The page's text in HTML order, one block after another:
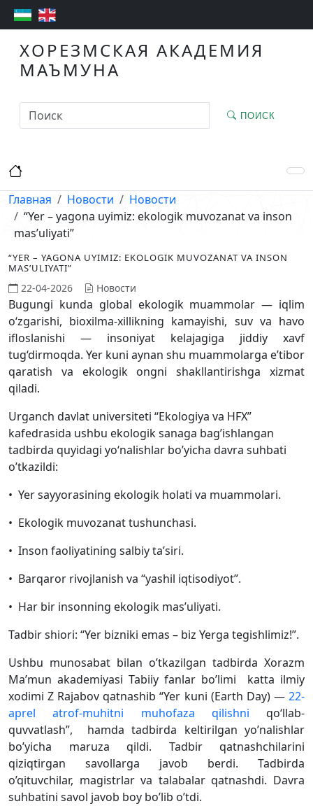
ХОРЕЗМСКАЯ АКАДЕМИЯ
МАЪМУНА
ПОИСК
Главная Новости
Новости
“Yer – yagona uyimiz: ekologik muvozanat va inson
mas’uliyati”
“YER – YAGONA UYIMIZ: EKOLOGIK MUVOZANAT VA INSON
MAS’ULIYATI”
22-04-2026 Новости
Bugungi kunda global ekologik muammolar — iqlim
o‘zgarishi, bioxilma-xillikning kamayishi, suv va havo
ifloslanishi — insoniyat kelajagiga jiddiy xavf
tug‘dirmoqda. Yer kuni aynan shu muammolarga e’tibor
qaratish va ekologik ongni shakllantirishga xizmat
qiladi.
Urganch davlat universiteti “Ekologiya va HFX”
kafedrasida ushbu ekologik sanaga bag’ishlangan
tadbirda quyidagi yo‘nalishlar bo’yicha davra suhbati
o’tkazildi:
• Yer sayyorasining ekologik holati va muammolari.
• Ekologik muvozanat tushunchasi.
• Inson faoliyatining salbiy ta’siri.
• Barqaror rivojlanish va “yashil iqtisodiyot”.
• Har bir insonning ekologik mas’uliyati.
Tadbir shiori: “Yer bizniki emas – biz Yerga tegishlimiz!”.
Ushbu munosabat bilan o’tkazilgan tadbirda Xorazm
Ma’mun akademiyasi Tabiiy fanlar bo’limi katta ilmiy
xodimi Z Rajabov qatnashib “Yer kuni (Earth Day) — 22-
aprel
atrof-muhitni muhofaza qilishni qoʻllab-
quvvatlash”, hamda tadbirda keltirilgan yo’nalishlar
bo’yicha maruza qildi. Tadbir qatnashchilarini
qiziqtirgan savollarga javob berdi. Tadbirda
o’qituvchilar, magistrlar va talabalar qatnashdi. Davra
suhbatini savol javob boy bo’lib o’tdi.